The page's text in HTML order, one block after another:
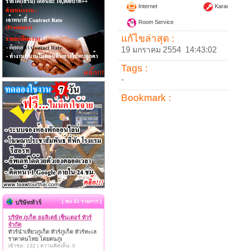
Internet
Room Service
แก้ไขล่าสุด :
19 มกราคม 2554 14:43:02
Tags :
-
Bookmark :
บริษัททัวร์ { พบ 33 รายการ }
บริษัท ภูเก็ต ฮอลิเดย์ เซ็นเตอร์ ทัวร์
จำกัด
ทัวร์นำเที่ยวภูเก็ต ทัวร์ภูเก็ต ทัวร์ทะเล
ราคาคนไทย โดยคนภูเ
เข้าชม: 132 | ความคิดเห็น: 0